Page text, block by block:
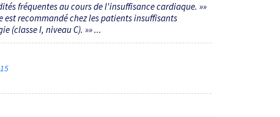
fréquentes au cours de l'insuffisance cardiaque. »»
recommandé chez les patients insuffisants
(classe I, niveau C). »» ...